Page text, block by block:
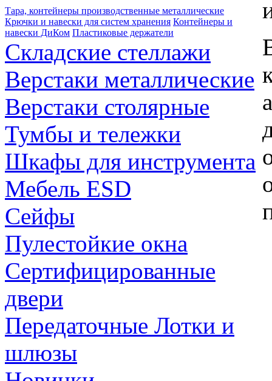
Тара, контейнеры производственные металлические
Крючки и навески для систем хранения Контейнеры и
навески ДиКом Пластиковые держатели
Складские стеллажи
Верстаки металлические
Верстаки столярные
Тумбы и тележки
Шкафы для инструмента
Мебель ESD
Сейфы
Пулестойкие окна
Сертифицированные
двери
Передаточные Лотки и
шлюзы